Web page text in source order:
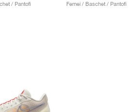
/ Pantofi
Femei / Baschet / Pantofi